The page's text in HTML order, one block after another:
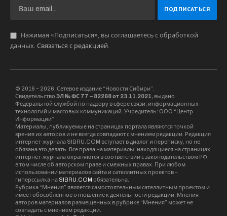
Особенностью встречи 2024 года стало
российских авиакомпаний и аэропортов.
агентства воздушного транспорта Артём
благодарственные письма, подписанные
главой ведомства Дмитрием Ядровым.
Благодарственными письмами отмечена
работа пресс-служб авиакомпаний “Аэрофлот –
российские авиалинии” и Smartavia,
Международного аэропорта Казань и компании
“Воздушные Ворота Северной Столицы”,
управляющей Международным аэропортом
Пулково. Также приказом Росавиации